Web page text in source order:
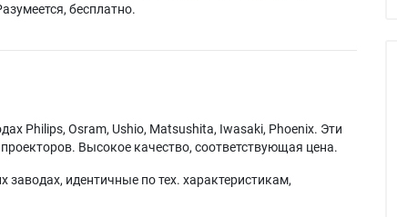
бесплатно.
Philips, Osram, Ushio, Matsushita, Iwasaki, Phoenix. Эти
Высокое качество, соответствующая цена.
идентичные по тех. характеристикам,